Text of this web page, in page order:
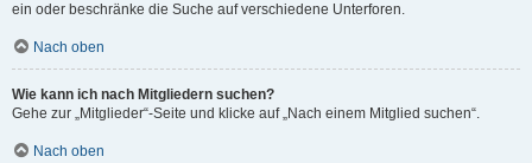
ein oder beschränke die Suche auf verschiedene Unterforen.
Nach oben
Wie kann ich nach Mitgliedern suchen?
Gehe zur „Mitglieder“-Seite und klicke auf „Nach einem Mitglied suchen“.
Nach oben